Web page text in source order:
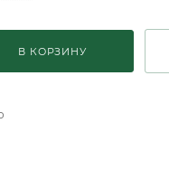
В КОРЗИНУ